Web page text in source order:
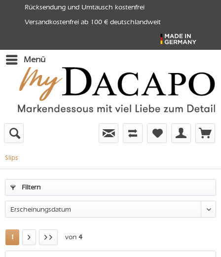
Rücksendung und Umtausch kostenfrei
Versandkostenfrei ab 100 € deutschlandweit
Menü
Slips
Filtern
1 von 4